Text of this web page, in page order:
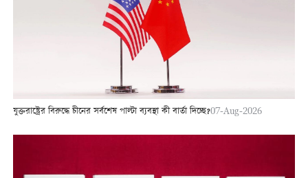
যুক্তরাষ্ট্রের বিরুদ্ধে চীনের সর্বশেষ পাল্টা ব্যবস্থা কী বার্তা দিচ্ছে?07-Aug-2026